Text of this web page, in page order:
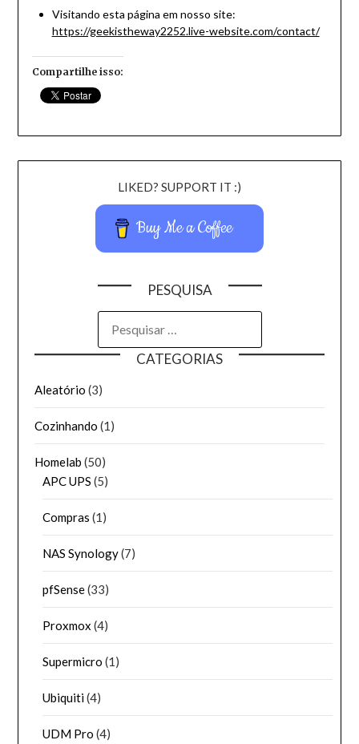
Visitando esta página em nosso site:
https://geekistheway2252.live-website.com/contact/
Compartilhe isso:
LIKED? SUPPORT IT :)
Buy Me a Coffee
PESQUISA
CATEGORIAS
Aleatório (3)
Cozinhando (1)
Homelab (50)
APC UPS (5)
Compras (1)
NAS Synology(7)
pfSense(33)
Proxmox (4)
Supermicro (1)
Ubiquiti(4)
UDM Pro (4)